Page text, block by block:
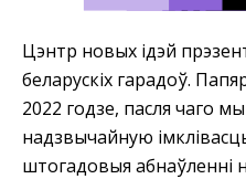
Цэнтр новых ідэй
беларускіх гарадоў.
2022 годзе, пасля чаго мы
надзвычайную
штогадовыя абнаўленні